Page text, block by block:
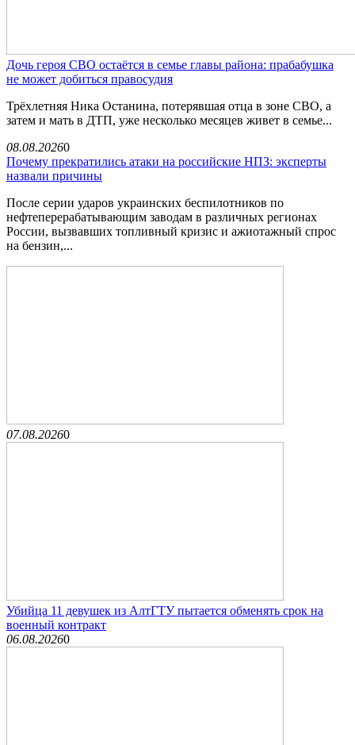
Дочь героя СВО остаётся в семье главы района: прабабушка
не может добиться правосудия
Трёхлетняя Ника Останина, потерявшая отца в зоне СВО, а
затем и мать в ДТП, уже несколько месяцев живет в семье...
08.08.20260
Почему прекратились атаки на российские НПЗ: эксперты
назвали причины
После серии ударов украинских беспилотников по
нефтеперерабатывающим заводам в различных регионах
России, вызвавших топливный кризис и ажиотажный спрос
на бензин,...
07.08.20260
Убийца 11 девушек из АлтГТУ пытается обменять срок на
военный контракт
06.08.20260